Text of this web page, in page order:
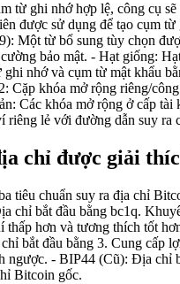
từ ghi nhớ hợp lệ, công cụ
được sử dụng để tạo cụm
Một từ bổ sung tùy chọn
bảo mật. - Hạt giống:
ghi nhớ và cụm từ mật khẩu
Cặp khóa mở rộng riêng/
Các khóa mở rộng ở cấp
riêng lẻ với đường dẫn suy ra
chỉ được giải
tiêu chuẩn suy ra địa chỉ
chỉ bắt đầu bằng bc1q.
thấp hơn và tương thích tốt
bắt đầu bằng 3. Cung cấp
ngược. - BIP44 (Cũ): Địa chỉ
Bitcoin gốc.